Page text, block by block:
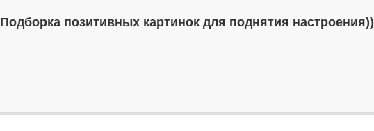
Подборка позитивных картинок для поднятия настроения))